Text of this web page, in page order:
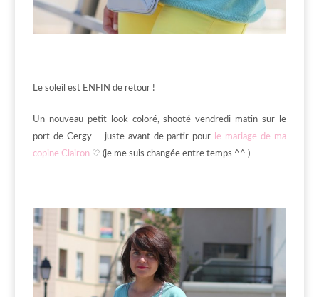
Le soleil est ENFIN de retour !
Un nouveau petit look coloré, shooté vendredi matin sur le
port de Cergy – juste avant de partir pour
le mariage de ma
copine Clairon ♡ (je me suis changée entre temps ^^ )